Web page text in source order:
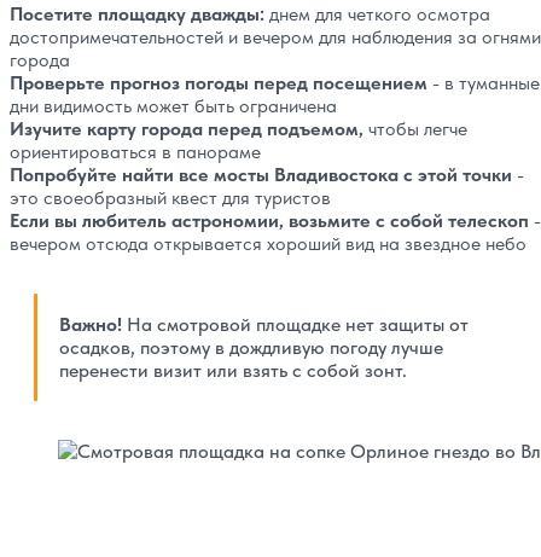
Посетите площадку дважды: днем для четкого осмотра
достопримечательностей и вечером для наблюдения за огнями
города
Проверьте прогноз погоды перед посещением - в туманные
дни видимость может быть ограничена
Изучите карту города перед подъемом, чтобы легче
ориентироваться в панораме
Попробуйте найти все мосты Владивостока с этой точки -
это своеобразный квест для туристов
Если вы любитель астрономии, возьмите с собой телескоп -
вечером отсюда открывается хороший вид на звездное небо
Важно! На смотровой площадке нет защиты от
осадков, поэтому в дождливую погоду лучше
перенести визит или взять с собой зонт.